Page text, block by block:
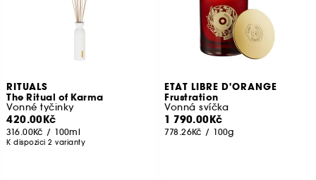
RITUALS
The Ritual of Karma
Vonné tyčinky
420.00Kč
316.00Kč / 100ml
K dispozici 2 varianty
ETAT LIBRE D'ORANGE
Frustration
Vonná svíčka
1 790.00Kč
778.26Kč / 100g